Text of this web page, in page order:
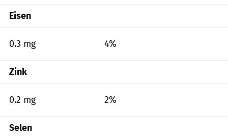
Eisen
0.3 mg 4%
Zink
0.2 mg 2%
Selen